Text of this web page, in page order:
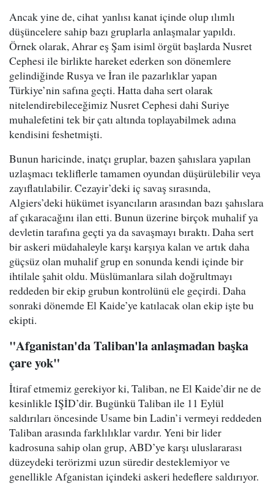
Ancak yine de, cihat yanlısı kanat içinde olup ılımlı
düşüncelere sahip bazı gruplarla anlaşmalar yapıldı.
Örnek olarak, Ahrar eş Şam isiml örgüt başlarda Nusret
Cephesi ile birlikte hareket ederken son dönemlere
gelindiğinde Rusya ve İran ile pazarlıklar yapan
Türkiye’nin safına geçti. Hatta daha sert olarak
nitelendirebileceğimiz Nusret Cephesi dahi Suriye
muhalefetini tek bir çatı altında toplayabilmek adına
kendisini feshetmişti.
Bunun haricinde, inatçı gruplar, bazen şahıslara yapılan
uzlaşmacı tekliflerle tamamen oyundan düşürülebilir veya
zayıflatılabilir. Cezayir’deki iç savaş sırasında,
Algiers’deki hükümet isyancıların arasından bazı şahıslara
af çıkaracağını ilan etti. Bunun üzerine birçok muhalif ya
devletin tarafına geçti ya da savaşmayı bıraktı. Daha sert
bir askeri müdahaleyle karşı karşıya kalan ve artık daha
güçsüz olan muhalif grup en sonunda kendi içinde bir
ihtilale şahit oldu. Müslümanlara silah doğrultmayı
reddeden bir ekip grubun kontrolünü ele geçirdi. Daha
sonraki dönemde El Kaide’ye katılacak olan ekip işte bu
ekipti.
"Afganistan'da Taliban'la anlaşmadan başka
çare yok"
İtiraf etmemiz gerekiyor ki, Taliban, ne El Kaide’dir ne de
kesinlikle IŞİD’dir. Bugünkü Taliban ile 11 Eylül
saldırıları öncesinde Usame bin Ladin’i vermeyi reddeden
Taliban arasında farklılıklar vardır. Yeni bir lider
kadrosuna sahip olan grup, ABD’ye karşı uluslararası
düzeydeki terörizmi uzun süredir desteklemiyor ve
genellikle Afganistan içindeki askeri hedeflere saldırıyor.